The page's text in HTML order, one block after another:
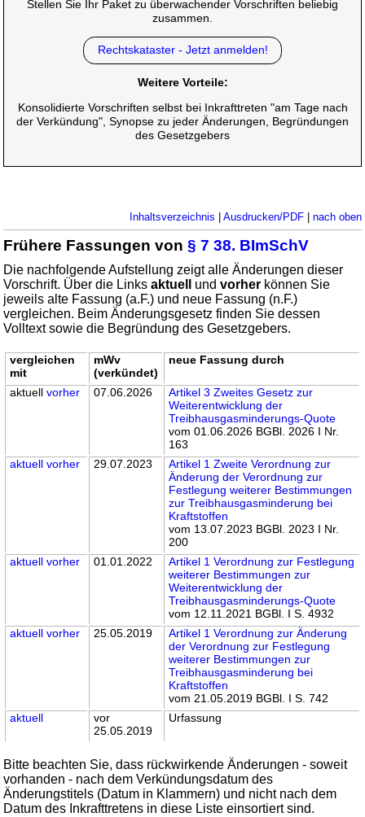
Stellen Sie Ihr Paket zu überwachender Vorschriften beliebig
zusammen.
Rechtskataster - Jetzt anmelden!
Weitere Vorteile:
Konsolidierte Vorschriften selbst bei Inkrafttreten "am Tage nach
der Verkündung", Synopse zu jeder Änderungen, Begründungen
des Gesetzgebers
Inhaltsverzeichnis Ausdrucken/PDF| nach oben
Frühere Fassungen von§ 7 38. BImSchV
Die nachfolgende Aufstellung zeigt alle Änderungen dieser
Vorschrift. Über die Linksaktuell undvorher können Sie
jeweils alte Fassung (a.F.) und neue Fassung (n.F.)
vergleichen. Beim Änderungsgesetz finden Sie dessen
Volltext sowie die Begründung des Gesetzgebers.
vergleichen
mit
mWv
(verkündet)
neue Fassung durch
aktuellvorher 07.06.2026
Artikel 3 Zweites Gesetz zur
Weiterentwicklung der
Treibhausgasminderungs-Quote
vom 01.06.2026 BGBl. 2026 I Nr.
163
aktuell vorher 29.07.2023
Artikel 1 Zweite Verordnung zur
Änderung der Verordnung zur
Festlegung weiterer Bestimmungen
zur Treibhausgasminderung bei
Kraftstoffen
vom 13.07.2023 BGBl. 2023 I Nr.
200
aktuell vorher 01.01.2022
Artikel 1 Verordnung zur Festlegung
weiterer Bestimmungen zur
Weiterentwicklung der
Treibhausgasminderungs-Quote
vom 12.11.2021 BGBl. I S. 4932
aktuell vorher 25.05.2019
Artikel 1 Verordnung zur Änderung
der Verordnung zur Festlegung
weiterer Bestimmungen zur
Treibhausgasminderung bei
Kraftstoffen
vom 21.05.2019 BGBl. I S. 742
aktuell
vor
25.05.2019
Urfassung
Bitte beachten Sie, dass rückwirkende Änderungen - soweit
vorhanden - nach dem Verkündungsdatum des
Änderungstitels (Datum in Klammern) und nicht nach dem
Datum des Inkrafttretens in diese Liste einsortiert sind.